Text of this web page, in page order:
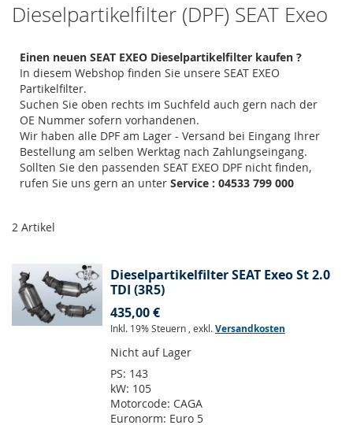
Dieselpartikelfilter (DPF) SEAT Exeo
Einen neuen SEAT EXEO Dieselpartikelfilter kaufen ?
In diesem Webshop finden Sie unsere SEAT EXEO
Partikelfilter.
Suchen Sie oben rechts im Suchfeld auch gern nach der
OE Nummer sofern vorhandenen.
Wir haben alle DPF am Lager - Versand bei Eingang Ihrer
Bestellung am selben Werktag nach Zahlungseingang.
Sollten Sie den passenden SEAT EXEO DPF nicht finden,
rufen Sie uns gern an unter Service : 04533 799 000
2 Artikel
Dieselpartikelfilter SEAT Exeo St 2.0
TDI (3R5)
435,00 €
Inkl. 19% Steuern , exkl.Versandkosten
Nicht auf Lager
PS: 143
kW: 105
Motorcode: CAGA
Euronorm: Euro 5